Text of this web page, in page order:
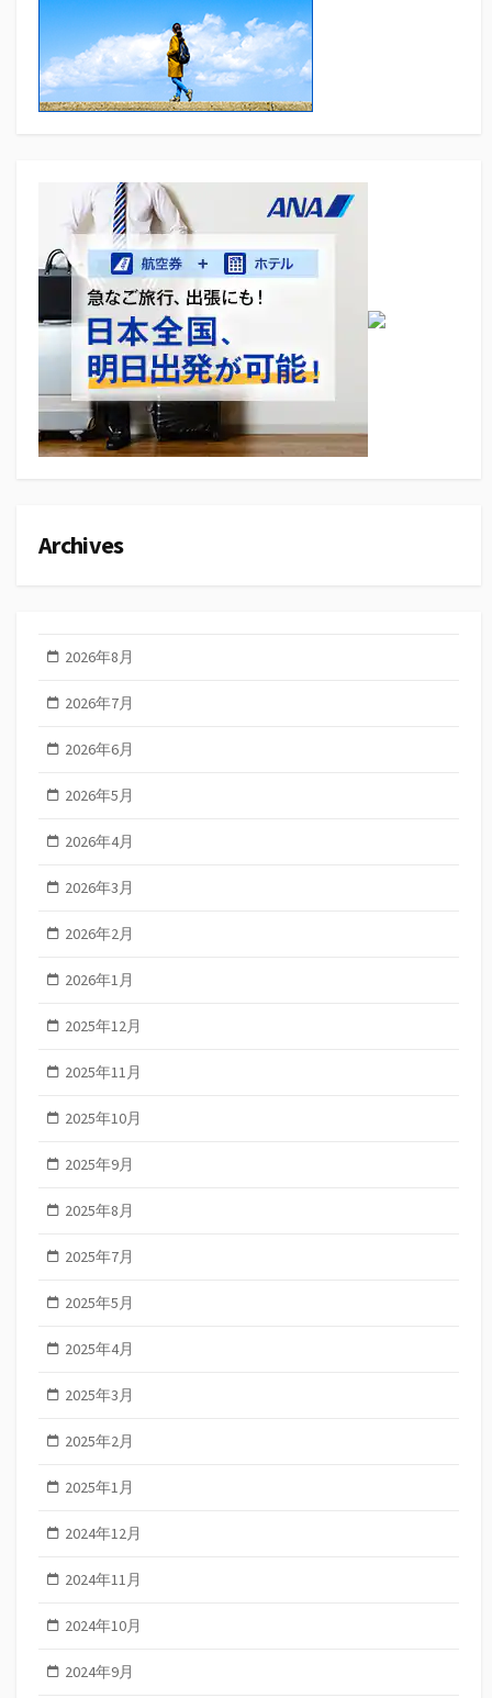
Archives
2026年8月
2026年7月
2026年6月
2026年5月
2026年4月
2026年3月
2026年2月
2026年1月
2025年12月
2025年11月
2025年10月
2025年9月
2025年8月
2025年7月
2025年5月
2025年4月
2025年3月
2025年2月
2025年1月
2024年12月
2024年11月
2024年10月
2024年9月